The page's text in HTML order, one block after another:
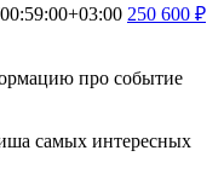
250 600 ₽
про событие
самых интересных